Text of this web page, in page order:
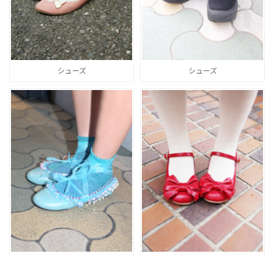
シューズ シューズ